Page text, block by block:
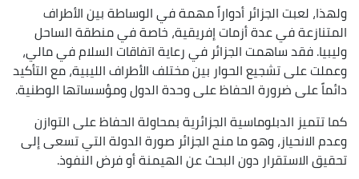
ولهذا، لعبت الجزائر أدواراً مهمة في الوساطة بين الأطراف
المتنازعة في عدة أزمات إفريقية، خاصة في منطقة الساحل
وليبيا. فقد ساهمت الجزائر في رعاية اتفاقات السلام في مالي،
وعملت على تشجيع الحوار بين مختلف الأطراف الليبية، مع التأكيد
دائماً على ضرورة الحفاظ على وحدة الدول ومؤسساتها الوطنية.
كما تتميز الدبلوماسية الجزائرية بمحاولة الحفاظ على التوازن
وعدم الانحياز، وهو ما منح الجزائر صورة الدولة التي تسعى إلى
تحقيق الاستقرار دون البحث عن الهيمنة أو فرض النفوذ.